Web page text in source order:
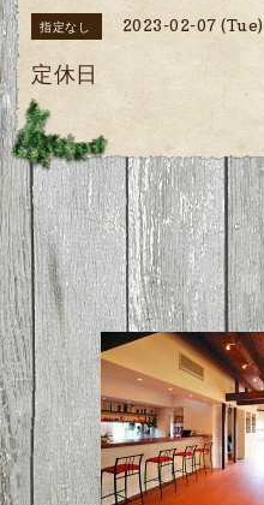
指定なし 2023-02-07 (Tue)
定休日